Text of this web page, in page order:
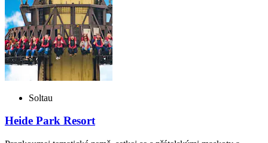
Soltau
Heide Park Resort